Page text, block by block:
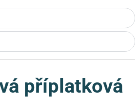
příplatková